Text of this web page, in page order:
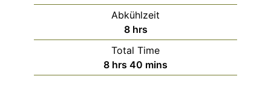
Abkühlzeit
8hours
hrs
Total Time
8hours
hrs 40 minutes
mins